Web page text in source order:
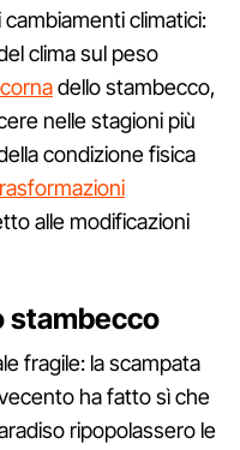
climatici:
clima sul peso
dello stambecco,
nelle stagioni più
condizione fisica
alle modificazioni
stambecco
fragile: la scampata
ha fatto sì che
ripopolassero le